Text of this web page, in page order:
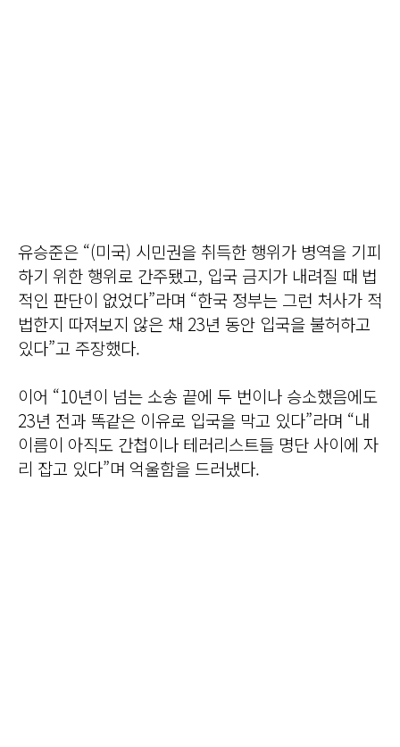
유승준은 “(미국) 시민권을 취득한 행위가 병역을 기피
하기 위한 행위로 간주됐고, 입국 금지가 내려질 때 법
적인 판단이 없었다”라며 “한국 정부는 그런 처사가 적
법한지 따져보지 않은 채 23년 동안 입국을 불허하고
있다”고 주장했다.
이어 “10년이 넘는 소송 끝에 두 번이나 승소했음에도
23년 전과 똑같은 이유로 입국을 막고 있다”라며 “내
이름이 아직도 간첩이나 테러리스트들 명단 사이에 자
리 잡고 있다”며 억울함을 드러냈다.